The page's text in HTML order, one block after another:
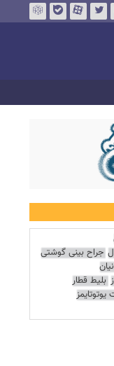
جراح بینی گوشتی
بلیط قطار